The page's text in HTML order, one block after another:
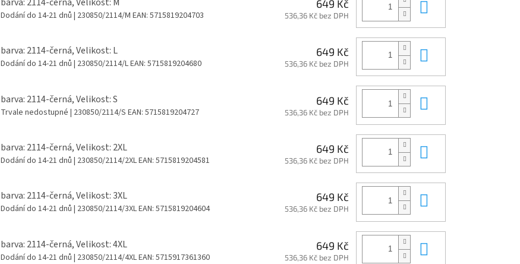
Dodání do 14-21 dnů | 230850/2114/M EAN: 5715819204703
649 Kč
536,36 Kč bez DPH
barva: 2114-černá, Velikost: L
Dodání do 14-21 dnů | 230850/2114/LEAN: 5715819204680
649 Kč
536,36 Kč bez DPH
barva: 2114-černá, Velikost: S
Trvale nedostupné | 230850/2114/S EAN: 5715819204727
649 Kč
536,36 Kč bez DPH
barva: 2114-černá, Velikost: 2XL
Dodání do 14-21 dnů | 230850/2114/2XLEAN: 5715819204581
649 Kč
536,36 Kč bez DPH
barva: 2114-černá, Velikost: 3XL
Dodání do 14-21 dnů | 230850/2114/3XLEAN: 5715819204604
649 Kč
536,36 Kč bez DPH
barva: 2114-černá, Velikost: 4XL
Dodání do 14-21 dnů | 230850/2114/4XLEAN: 5715917361360
649 Kč
536,36 Kč bez DPH